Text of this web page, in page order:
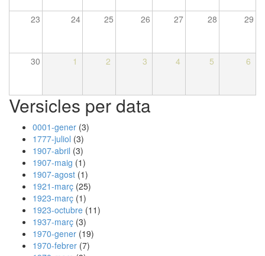
23 24 25 26 27 28 29
30 1 2 3 4 5 6
Versicles per data
0001-gener (3)
1777-juliol (3)
1907-abril (3)
1907-maig (1)
1907-agost (1)
1921-març (25)
1923-març (1)
1923-octubre (11)
1937-març (3)
1970-gener (19)
1970-febrer (7)